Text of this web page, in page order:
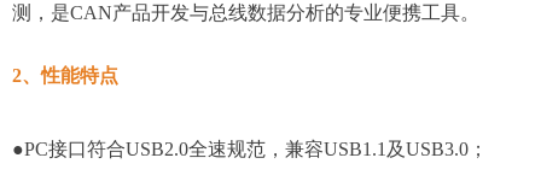
测，是CAN产品开发与总线数据分析的专业便携工具。
2、性能特点
●PC接口符合USB2.0全速规范，兼容USB1.1及USB3.0；